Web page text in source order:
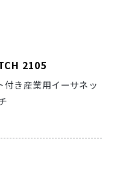
2105
き産業用イーサネッ